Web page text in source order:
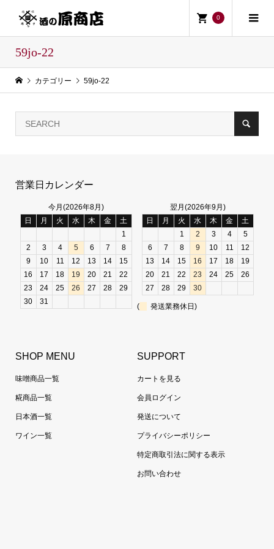
0
59jo-22
カテゴリー 59jo-22
営業日カレンダー
今月(2026年8月)
日
月 火 水 木 金
土
1
2
3 4 5 6 7
8
9
10 11 12 13 14
15
16
17 18 19 20 21
22
23
24 25 26 27 28
29
30
31
翌月(2026年9月)
日
月 火 水 木 金
土
1
2 3 4
5
6
7 8 9 10 11
12
13
14 15 16 17 18
19
20
21 22 23 24 25
26
27
28 29 30
( 発送業務休日)
SHOP MENU
味噌商品一覧
糀商品一覧
日本酒一覧
ワイン一覧
SUPPORT
カートを見る
会員ログイン
発送について
プライバシーポリシー
特定商取引法に関する表示
お問い合わせ